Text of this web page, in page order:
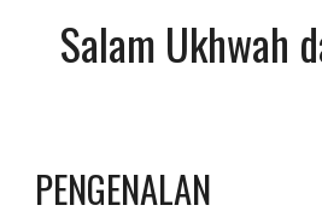
Salam Ukhwah
PENGENALAN